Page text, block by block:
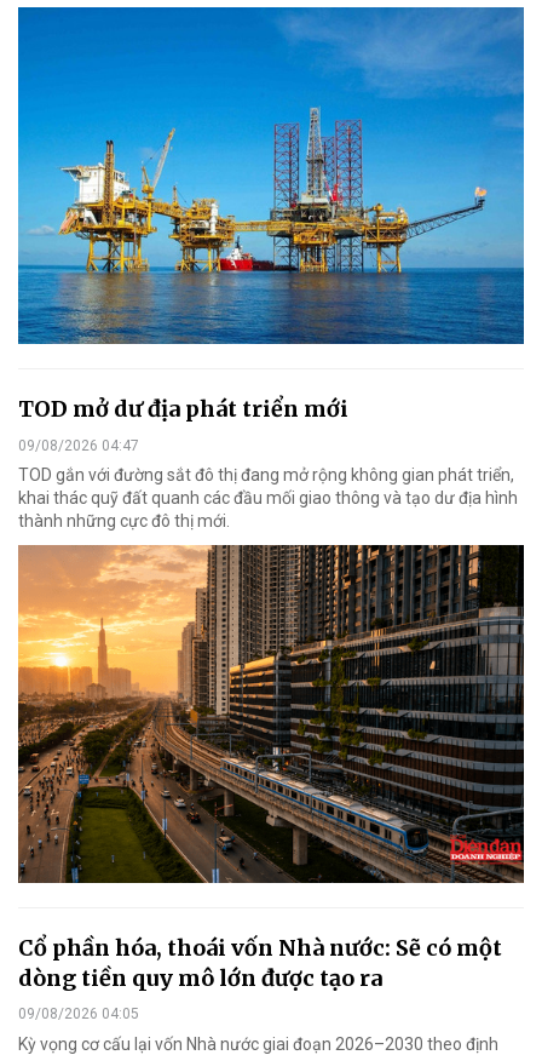
TOD mở dư địa phát triển mới
09/08/2026 04:47
TOD gắn với đường sắt đô thị đang mở rộng không gian phát triển,
khai thác quỹ đất quanh các đầu mối giao thông và tạo dư địa hình
thành những cực đô thị mới.
Cổ phần hóa, thoái vốn Nhà nước: Sẽ có một
dòng tiền quy mô lớn được tạo ra
09/08/2026 04:05
Kỳ vọng cơ cấu lại vốn Nhà nước giai đoạn 2026–2030 theo định